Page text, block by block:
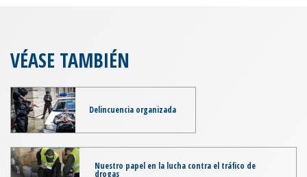
VÉASE TAMBIÉN
Delincuencia organizada
Nuestro papel en la lucha contra el tráfico de
drogas